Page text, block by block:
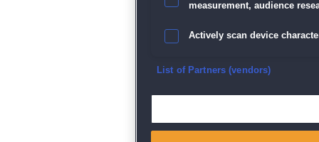
measurement, audience
Actively scan device
Ensure security, prevent
List of Partners (vendors)